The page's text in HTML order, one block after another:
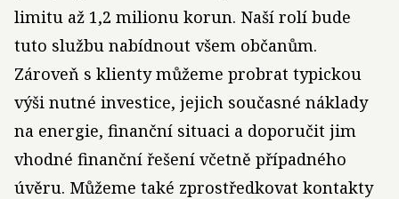
limitu až 1,2 milionu korun. Naší rolí bude
tuto službu nabídnout všem občanům.
Zároveň s klienty můžeme probrat typickou
výši nutné investice, jejich současné náklady
na energie, finanční situaci a doporučit jim
vhodné finanční řešení včetně případného
úvěru. Můžeme také zprostředkovat kontakty